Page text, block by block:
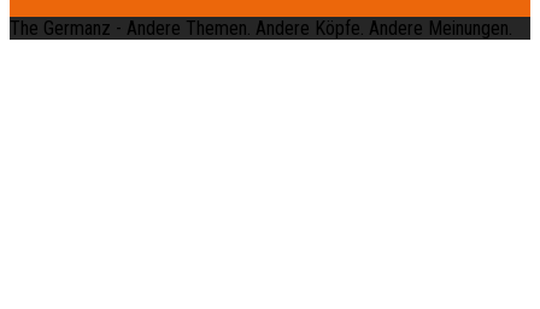
The Germanz - Andere Themen. Andere Köpfe. Andere Meinungen.